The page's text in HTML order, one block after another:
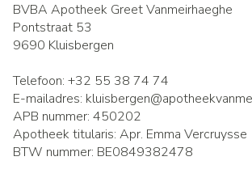
BVBA Apotheek Greet Vanmeirhaeghe
Pontstraat 53
9690 Kluisbergen
Telefoon: +32 55 38 74 74
E-mailadres: kluisbergen@
APB nummer: 450202
Apotheek titularis: Apr. Emma Vercruysse
BTW nummer: BE0849382478